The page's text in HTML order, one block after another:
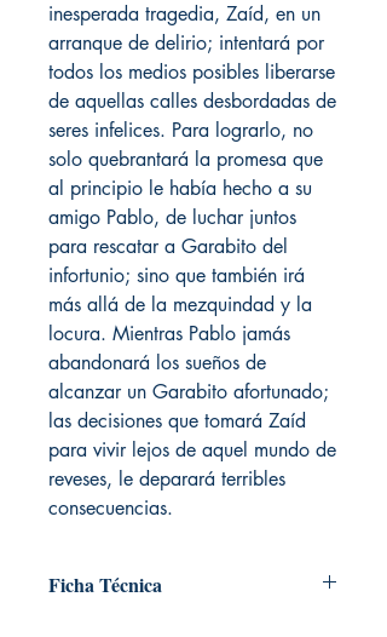
inesperada tragedia, Zaíd, en un
arranque de delirio; intentará por
todos los medios posibles liberarse
de aquellas calles desbordadas de
seres infelices. Para lograrlo, no
solo quebrantará la promesa que
al principio le había hecho a su
amigo Pablo, de luchar juntos
para rescatar a Garabito del
infortunio; sino que también irá
más allá de la mezquindad y la
locura. Mientras Pablo jamás
abandonará los sueños de
alcanzar un Garabito afortunado;
las decisiones que tomará Zaíd
para vivir lejos de aquel mundo de
reveses, le deparará terribles
consecuencias.
Ficha Técnica